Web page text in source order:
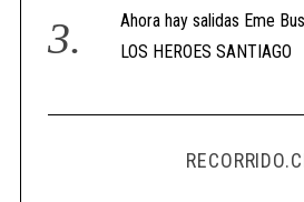
Ahora hay salidas Eme
LOS HEROES SANTIAGO